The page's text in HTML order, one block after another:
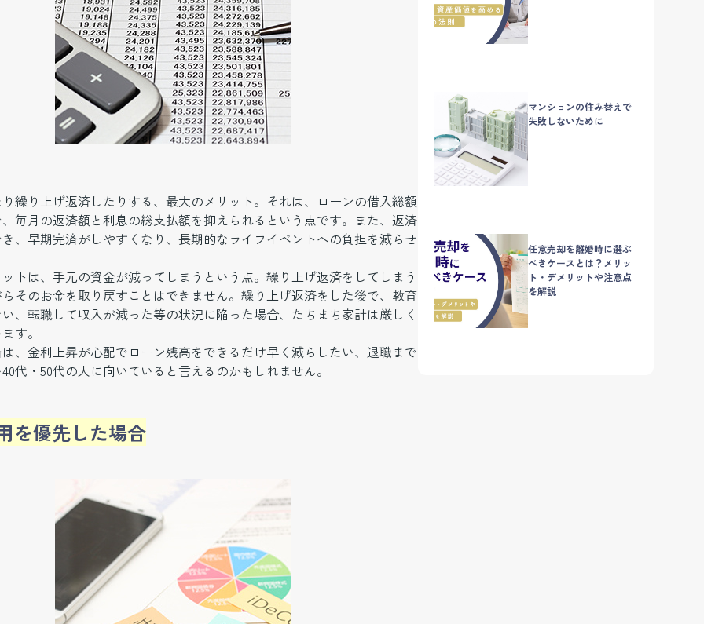
繰り上げ返済したりする、最大のメリット。それは、ローンの借入総額
毎月の返済額と利息の総支払額を抑えられるという点です。また、返済
、早期完済がしやすくなり、長期的なライフイベントへの負担を減らせ
トは、手元の資金が減ってしまうという点。繰り上げ返済をしてしまう
そのお金を取り戻すことはできません。繰り上げ返済をした後で、教育
、転職して収入が減った等の状況に陥った場合、たちまち家計は厳しく
す。
、金利上昇が心配でローン残高をできるだけ早く減らしたい、退職まで
代・50代の人に向いていると言えるのかもしれません。
を優先した場合
マンションの住み替えで
失敗しないために
任意売却を離婚時に選ぶ
べきケースとは？メリッ
ト・デメリットや注意点
を解説